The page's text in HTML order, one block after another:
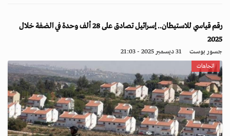
رقم قياسي للاستيطان.. إسرائيل تصادق على 28 ألف وحدة في الضفة خلال
2025
جسور بوست 31 ديسمبر 2025 - 21:03
اتجاهات